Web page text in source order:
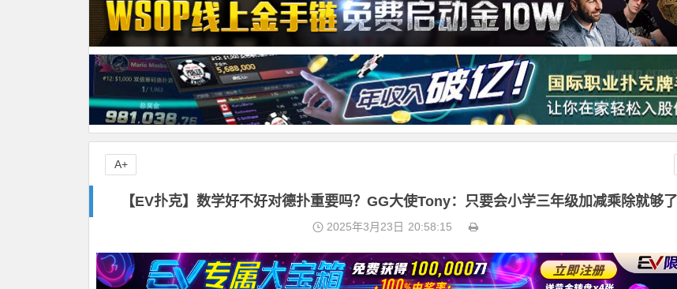
【EV扑克】数学好不好对德扑重要吗？GG大使Tony：只要会小学三年级加减乘除就够了
2025年3月23日 20:58:15
A+